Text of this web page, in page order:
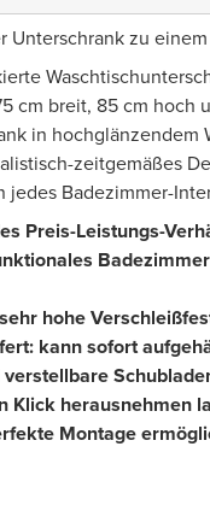
Unterschrank zu
cm breit, 85 cm hoch
in hochglänzendem
zeitgemäßes
jedes Badezimmer-
Preis-Leistungs-
hohe
kann sofort
Klick herausnehmen
Montage